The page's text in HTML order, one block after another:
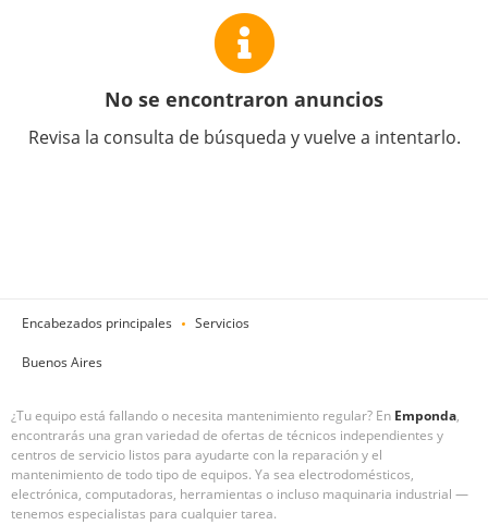
No se encontraron anuncios
Revisa la consulta de búsqueda y vuelve a intentarlo.
Encabezados principales Servicios
Buenos Aires
¿Tu equipo está fallando o necesita mantenimiento regular? En Emponda,
encontrarás una gran variedad de ofertas de técnicos independientes y
centros de servicio listos para ayudarte con la reparación y el
mantenimiento de todo tipo de equipos. Ya sea electrodomésticos,
electrónica, computadoras, herramientas o incluso maquinaria industrial —
tenemos especialistas para cualquier tarea.